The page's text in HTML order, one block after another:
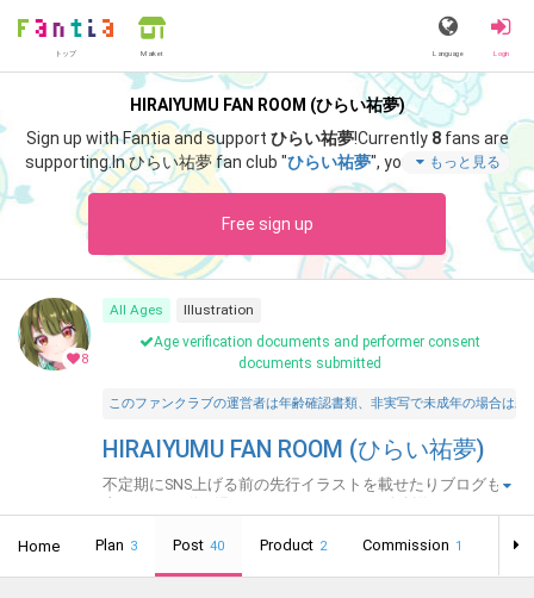
トップ Market Language Login
HIRAIYUMU FAN ROOM (ひらい祐夢)
Sign up with Fantia and support ひらい祐夢!Currently 8fans are
supporting.In ひらい祐夢 fan club "ひらい祐夢", you can enjoy sp
ecial content such as "
展示会のご案内
もっと見る
Free sign up
8
All Ages
Illustration
Age verification documents and performer consent
documents submitted
このファンクラブの運営者は年齢確認書類、非実写で未成年の場合は
HIRAIYUMU FAN ROOM (ひらい祐夢)
不定期にSNS上げる前の先行イラストを載せたりブログも
メゲームの考察ブログなどを掲載します！ マイペースに更
Home Plan 3 Post 40 Product 2 Commission 1